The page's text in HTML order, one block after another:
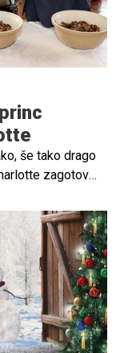
še tako drago
zagotovo
se tudi članoma
kaj sta
božičnim